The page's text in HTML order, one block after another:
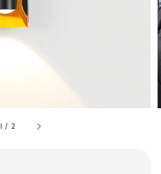
1 / 2